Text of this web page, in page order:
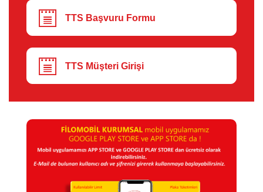
TTS Başvuru Formu
TTS Müşteri Girişi